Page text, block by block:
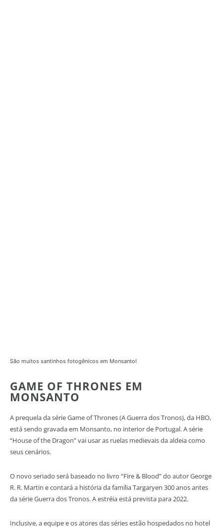
São muitos santinhos fotogênicos em Monsanto!
GAME OF THRONES EM
MONSANTO
A prequela da série Game of Thrones (A Guerra dos Tronos), da HBO,
está sendo gravada em Monsanto, no interior de Portugal. A série
“House of the Dragon” vai usar as ruelas medievais da aldeia como
seus cenários.
O novo seriado será baseado no livro “Fire & Blood” do autor George
R. R. Martin e contará a história da família Targaryen 300 anos antes
da série Guerra dos Tronos. A estréia está prevista para 2022.
Inclusive, a equipe e os atores das séries estão hospedados no hotel